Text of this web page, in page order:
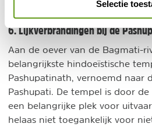
Selectie
6. Lijkverbrandingen bij de
Aan de oever van de Bagmati-
belangrijkste hindoeïstische
Pashupatinath, vernoemd naar
Pashupati. De tempel is door
een belangrijke plek voor
helaas niet toegankelijk voor